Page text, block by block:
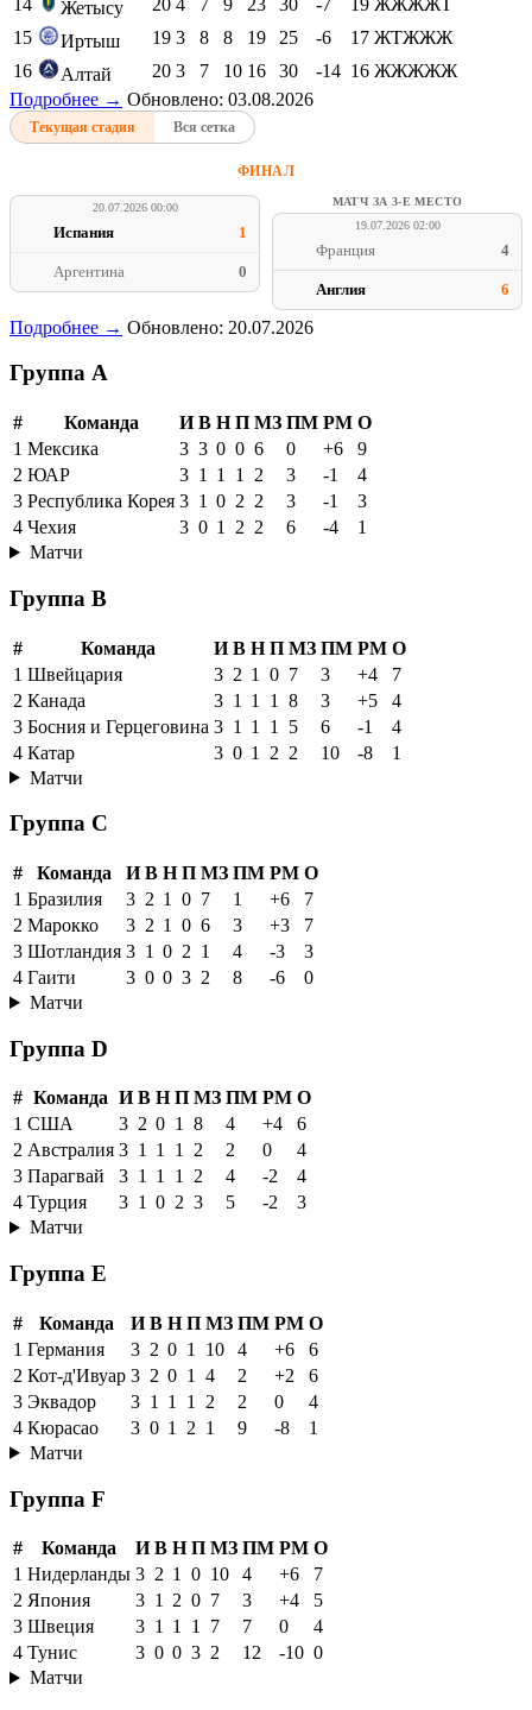
Жетысу
15
Иртыш 19 3 8 8 19 25 -6 17 ЖТЖЖЖ
16
Алтай 20 3 7 10 16 30 -14 16 ЖЖЖЖЖ
Подробнее → Обновлено: 03.08.2026
Текущая стадия Вся сетка
ФИНАЛ
20.07.2026 00:00
Испания 1
Аргентина 0
МАТЧ ЗА 3-Е МЕСТО
19.07.2026 02:00
Франция 4
Англия 6
Подробнее → Обновлено: 20.07.2026
Группа A
# Команда И В Н П МЗ ПМ РМ О
1 Мексика 3 3 0 0 6 0 +6
9
2 ЮАР 3 1 1 1 2 3 -1
4
3 Республика Корея 3 1 0 2 2 3 -1
3
4 Чехия 3 0 1 2 2 6 -4
1
Матчи
Группа B
# Команда И В Н П МЗ ПМ РМ О
1 Швейцария 3 2 1 0 7 3 +4
7
2 Канада 3 1 1 1 8 3 +5
4
3 Босния и Герцеговина 3 1 1 1 5 6 -1
4
4 Катар 3 0 1 2 2 10 -8
1
Матчи
Группа C
# Команда И В Н П МЗ ПМ РМ О
1 Бразилия 3 2 1 0 7 1 +6
7
2 Марокко 3 2 1 0 6 3 +3
7
3 Шотландия 3 1 0 2 1 4 -3
3
4 Гаити 3 0 0 3 2 8 -6
0
Матчи
Группа D
# Команда И В Н П МЗ ПМ РМ О
1 США 3 2 0 1 8 4 +4
6
2 Австралия 3 1 1 1 2 2 0
4
3 Парагвай 3 1 1 1 2 4 -2
4
4 Турция 3 1 0 2 3 5 -2
3
Матчи
Группа E
# Команда И В Н П МЗ ПМ РМ О
1 Германия 3 2 0 1 10 4 +6
6
2 Кот-д'Ивуар 3 2 0 1 4 2 +2
6
3 Эквадор 3 1 1 1 2 2 0
4
4 Кюрасао 3 0 1 2 1 9 -8
1
Матчи
Группа F
# Команда И В Н П МЗ ПМ РМ О
1 Нидерланды 3 2 1 0 10 4 +6
7
2 Япония 3 1 2 0 7 3 +4
5
3 Швеция 3 1 1 1 7 7 0
4
4 Тунис 3 0 0 3 2 12 -10 0
Матчи